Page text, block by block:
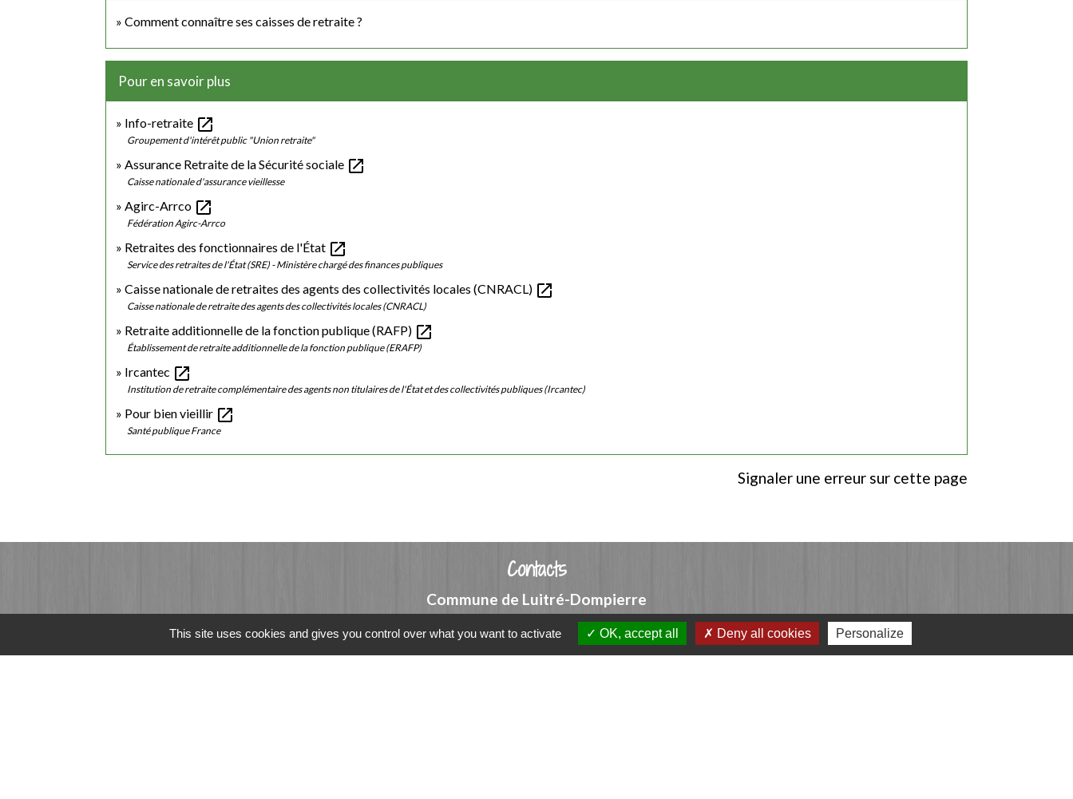
Comment connaître ses caisses de retraite ?
Pour en savoir plus
Info-retraite open_in_new
Groupement d'intérêt public "Union retraite"
Assurance Retraite de la Sécurité sociale open_in_new
Caisse nationale d'assurance vieillesse
Agirc-Arrco open_in_new
Fédération Agirc-Arrco
Retraites des fonctionnaires de l'État open_in_new
Service des retraites de l'État (SRE) - Ministère chargé des finances publiques
Caisse nationale de retraites des agents des collectivités locales (CNRACL) open_in_new
Caisse nationale de retraite des agents des collectivités locales (CNRACL)
Retraite additionnelle de la fonction publique (RAFP) open_in_new
Établissement de retraite additionnelle de la fonction publique (ERAFP)
Ircantec open_in_new
Institution de retraite complémentaire des agents non titulaires de l'État et des collectivités publiques (Ircantec)
Pour bien vieillir open_in_new
Santé publique France
Signaler une erreur sur cette page
Contacts
Commune de Luitré-Dompierre
14 rue de Normandie - LUITRE
35133 Luitré-Dompierre - FRANCE
This site uses cookies and gives you control over what you want to activate OK, accept all Deny all cookies Personalize